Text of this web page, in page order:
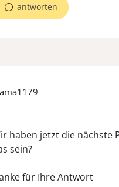
antworten
haben jetzt die nächste
sein?
für Ihre Antwort